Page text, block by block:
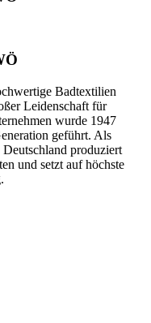
Badtextilien
Leidenschaft für
wurde 1947
geführt. Als
produziert
und setzt auf höchste